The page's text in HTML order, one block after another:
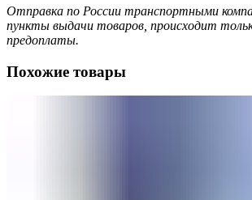
Отправка по России транспортными
пункты выдачи товаров, происходит
предоплаты.
Похожие товары